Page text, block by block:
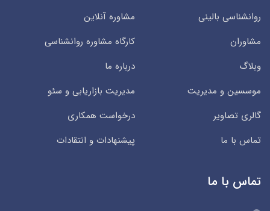
روانشناسی بالینی
مشاوره آنلاین
مشاوران
کارگاه مشاوره روانشناسی
وبلاگ
درباره ما
موسسین و مدیریت
مدیریت بازاریابی و سئو
گالری تصاویر
درخواست همکاری
تماس با ما
پیشنهادات و انتقادات
تماس با ما